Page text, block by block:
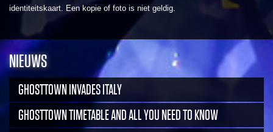
identiteitskaart. Een kopie of foto is niet geldig.
NIEUWS
GHOSTTOWN INVADES ITALY
GHOSTTOWN TIMETABLE AND ALL YOU NEED TO KNOW